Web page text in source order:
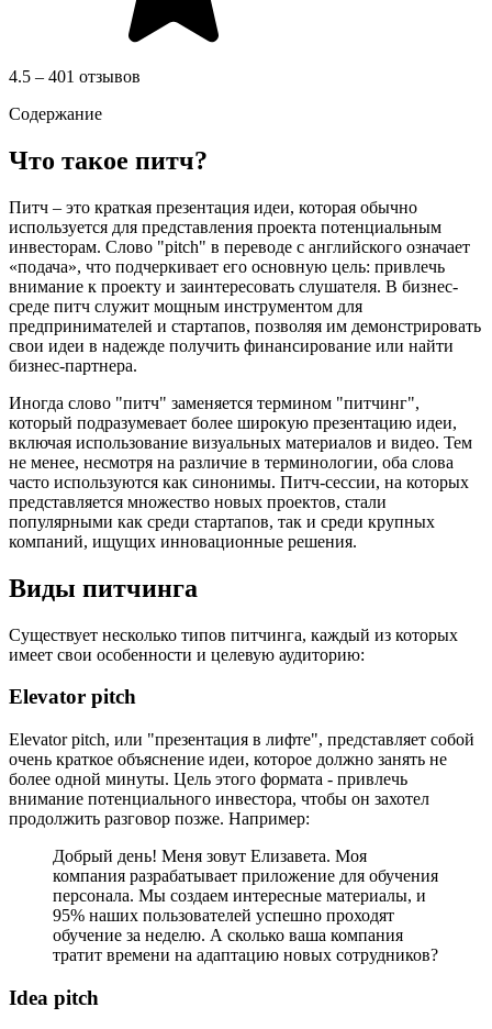
4.5 – 401 отзывов
Содержание
Что такое питч?
Питч – это краткая презентация идеи, которая обычно
используется для представления проекта потенциальным
инвесторам. Слово "pitch" в переводе с английского означает
«подача», что подчеркивает его основную цель: привлечь
внимание к проекту и заинтересовать слушателя. В бизнес-
среде питч служит мощным инструментом для
предпринимателей и стартапов, позволяя им демонстрировать
свои идеи в надежде получить финансирование или найти
бизнес-партнера.
Иногда слово "питч" заменяется термином "питчинг",
который подразумевает более широкую презентацию идеи,
включая использование визуальных материалов и видео. Тем
не менее, несмотря на различие в терминологии, оба слова
часто используются как синонимы. Питч-сессии, на которых
представляется множество новых проектов, стали
популярными как среди стартапов, так и среди крупных
компаний, ищущих инновационные решения.
Виды питчинга
Существует несколько типов питчинга, каждый из которых
имеет свои особенности и целевую аудиторию:
Elevator pitch
Elevator pitch, или "презентация в лифте", представляет собой
очень краткое объяснение идеи, которое должно занять не
более одной минуты. Цель этого формата - привлечь
внимание потенциального инвестора, чтобы он захотел
продолжить разговор позже. Например:
Добрый день! Меня зовут Елизавета. Моя
компания разрабатывает приложение для обучения
персонала. Мы создаем интересные материалы, и
95% наших пользователей успешно проходят
обучение за неделю. А сколько ваша компания
тратит времени на адаптацию новых сотрудников?
Idea pitch